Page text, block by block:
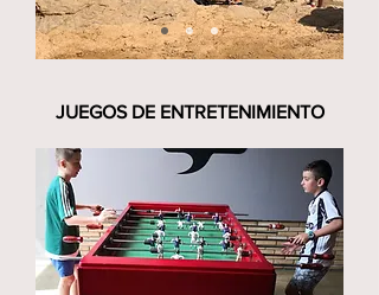
JUEGOS DE ENTRETENIMIENTO